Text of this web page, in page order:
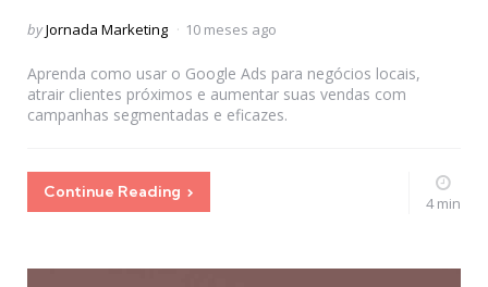
Posted
byJornada Marketing 10 meses ago
Aprenda como usar o Google Ads para negócios locais,
atrair clientes próximos e aumentar suas vendas com
campanhas segmentadas e eficazes.
Continue Reading
4 min